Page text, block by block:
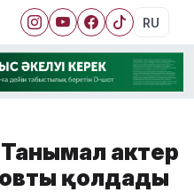
RU
актер
қолдады